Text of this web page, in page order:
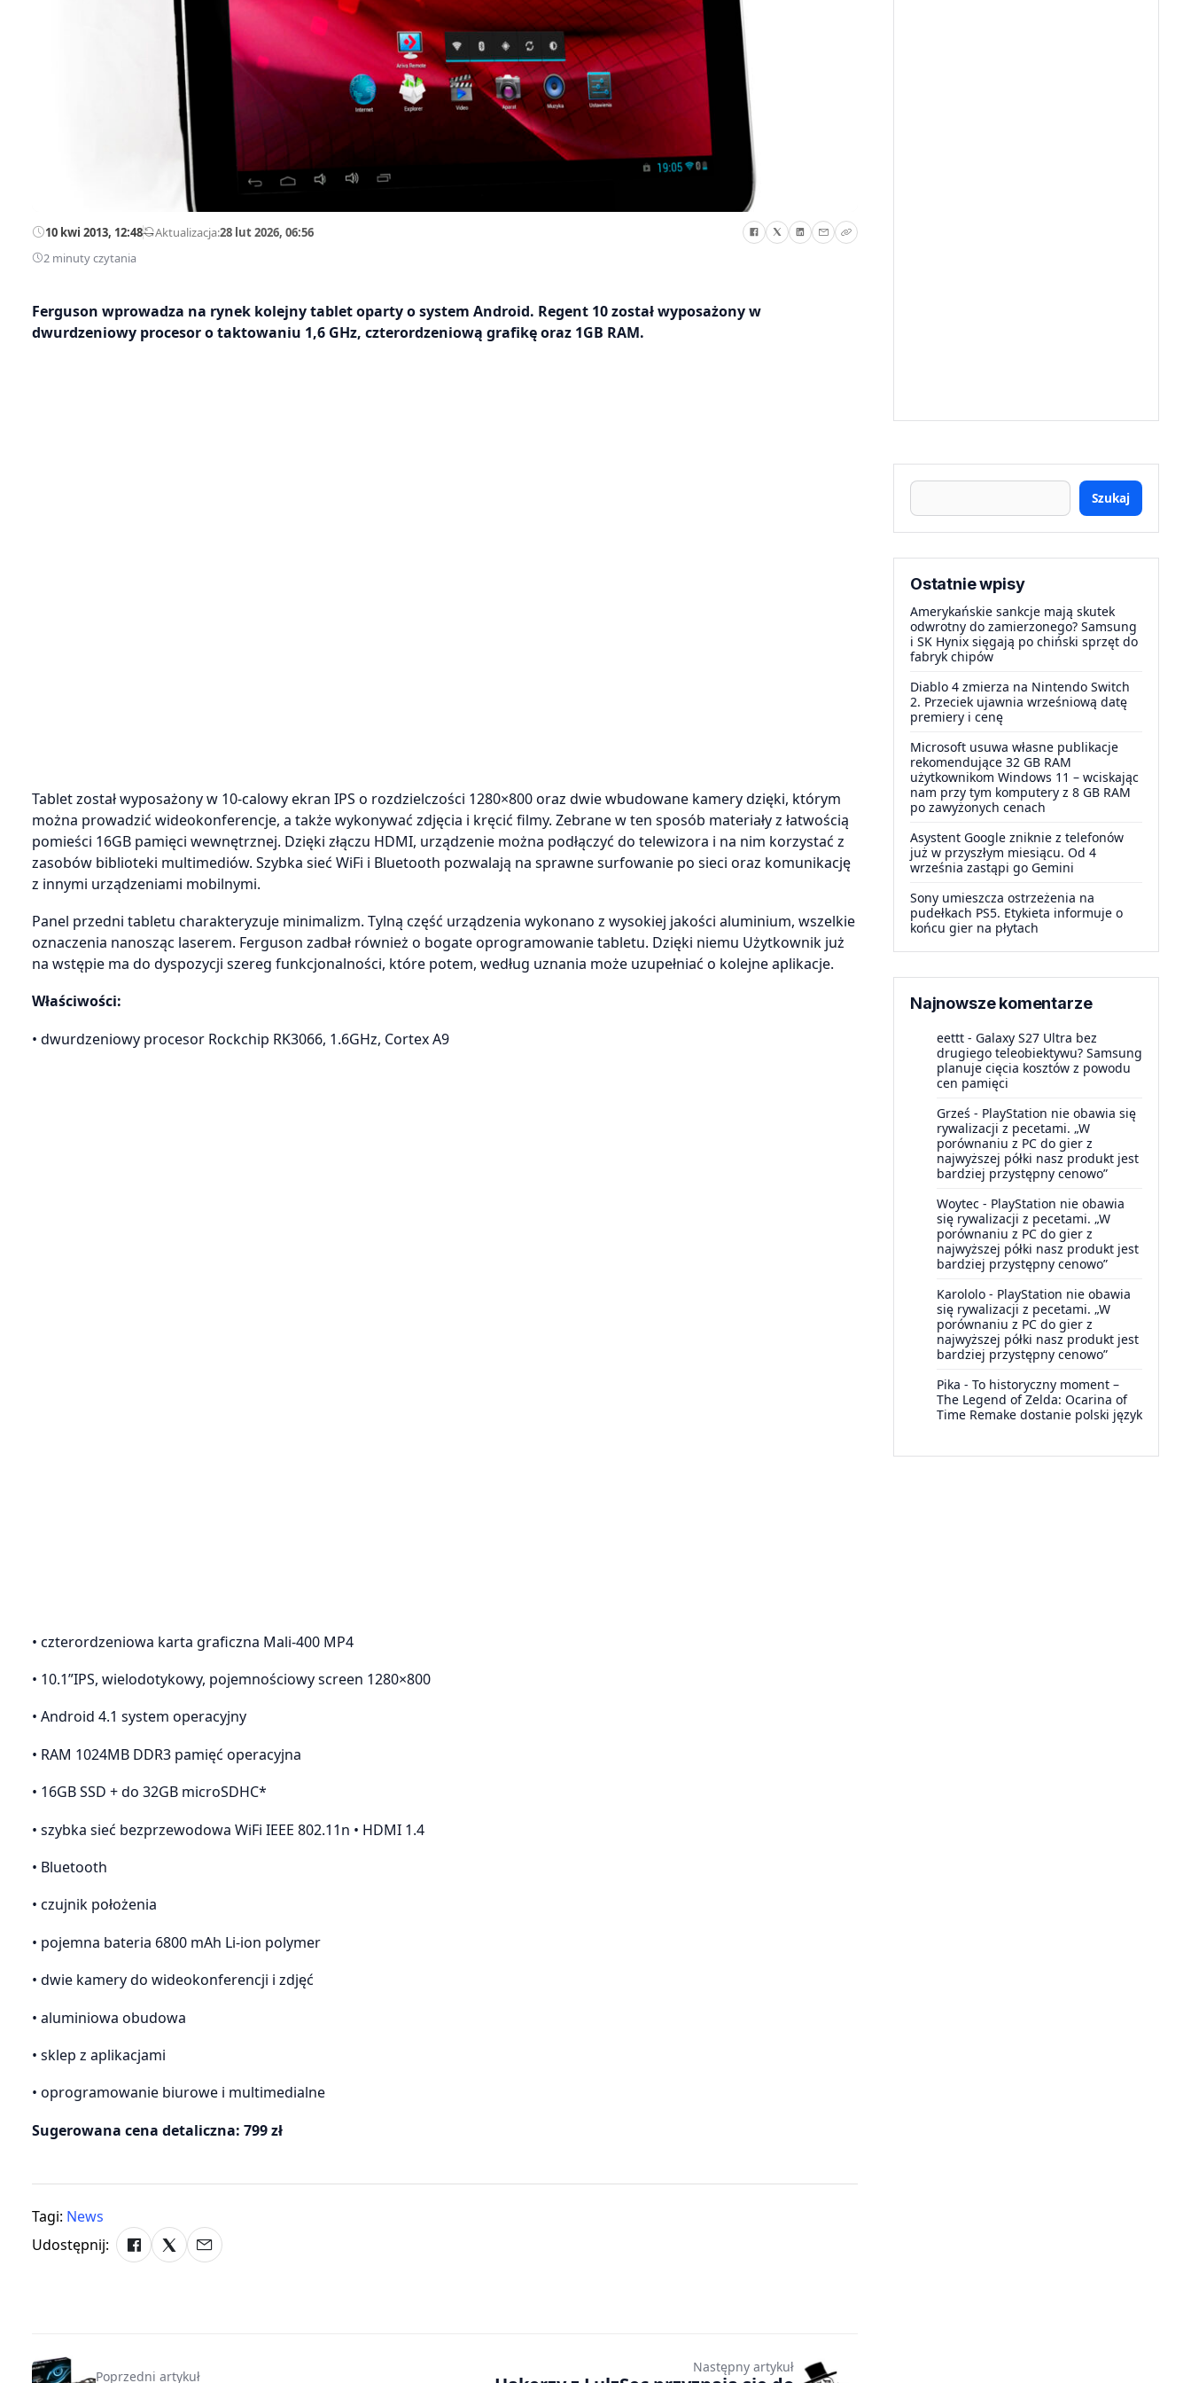
10 kwi 2013, 12:48—Aktualizacja:28 lut 2026, 06:56
2 minuty czytania
Ferguson wprowadza na rynek kolejny tablet oparty o system Android. Regent 10 został wyposażony w
dwurdzeniowy procesor o taktowaniu 1,6 GHz, czterordzeniową grafikę oraz 1GB RAM.
Tablet został wyposażony w 10-calowy ekran IPS o rozdzielczości 1280×800 oraz dwie wbudowane kamery dzięki, którym
można prowadzić wideokonferencje, a także wykonywać zdjęcia i kręcić filmy. Zebrane w ten sposób materiały z łatwością
pomieści 16GB pamięci wewnętrznej. Dzięki złączu HDMI, urządzenie można podłączyć do telewizora i na nim korzystać z
zasobów biblioteki multimediów. Szybka sieć WiFi i Bluetooth pozwalają na sprawne surfowanie po sieci oraz komunikację
z innymi urządzeniami mobilnymi.
Panel przedni tabletu charakteryzuje minimalizm. Tylną część urządzenia wykonano z wysokiej jakości aluminium, wszelkie
oznaczenia nanosząc laserem. Ferguson zadbał również o bogate oprogramowanie tabletu. Dzięki niemu Użytkownik już
na wstępie ma do dyspozycji szereg funkcjonalności, które potem, według uznania może uzupełniać o kolejne aplikacje.
Właściwości:
• dwurdzeniowy procesor Rockchip RK3066, 1.6GHz, Cortex A9
• czterordzeniowa karta graficzna Mali-400 MP4
• 10.1”IPS, wielodotykowy, pojemnościowy screen 1280×800
• Android 4.1 system operacyjny
• RAM 1024MB DDR3 pamięć operacyjna
• 16GB SSD + do 32GB microSDHC*
• szybka sieć bezprzewodowa WiFi IEEE 802.11n • HDMI 1.4
• Bluetooth
• czujnik położenia
• pojemna bateria 6800 mAh Li-ion polymer
• dwie kamery do wideokonferencji i zdjęć
• aluminiowa obudowa
• sklep z aplikacjami
• oprogramowanie biurowe i multimedialne
Sugerowana cena detaliczna: 799 zł
Tagi: News
Udostępnij:
Szukaj
Ostatnie wpisy
Amerykańskie sankcje mają skutek
odwrotny do zamierzonego? Samsung
i SK Hynix sięgają po chiński sprzęt do
fabryk chipów
Diablo 4 zmierza na Nintendo Switch
2. Przeciek ujawnia wrześniową datę
premiery i cenę
Microsoft usuwa własne publikacje
rekomendujące 32 GB RAM
użytkownikom Windows 11 – wciskając
nam przy tym komputery z 8 GB RAM
po zawyżonych cenach
Asystent Google zniknie z telefonów
już w przyszłym miesiącu. Od 4
września zastąpi go Gemini
Sony umieszcza ostrzeżenia na
pudełkach PS5. Etykieta informuje o
końcu gier na płytach
Najnowsze komentarze
eettt - Galaxy S27 Ultra bez
drugiego teleobiektywu? Samsung
planuje cięcia kosztów z powodu
cen pamięci
Grześ - PlayStation nie obawia się
rywalizacji z pecetami. „W
porównaniu z PC do gier z
najwyższej półki nasz produkt jest
bardziej przystępny cenowo”
Woytec - PlayStation nie obawia
się rywalizacji z pecetami. „W
porównaniu z PC do gier z
najwyższej półki nasz produkt jest
bardziej przystępny cenowo”
Karololo - PlayStation nie obawia
się rywalizacji z pecetami. „W
porównaniu z PC do gier z
najwyższej półki nasz produkt jest
bardziej przystępny cenowo”
Pika - To historyczny moment –
The Legend of Zelda: Ocarina of
Time Remake dostanie polski język
Poprzedni artykuł
Następny artykuł